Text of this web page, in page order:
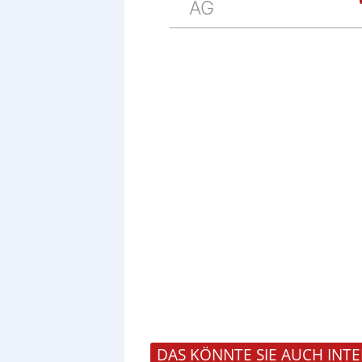
AG
DAS KÖNNTE SIE AUCH